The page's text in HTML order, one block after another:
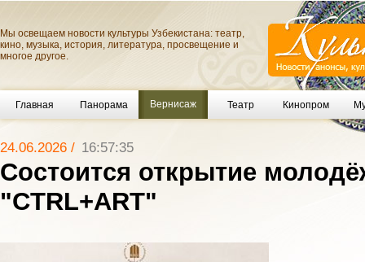
Мы освещаем новости культуры Узбекистана: театр,
кино, музыка, история, литература, просвещение и
многое другое.
Главная Панорама Вернисаж Театр Кинопром
24.06.2026 / 16:57:35
Состоится открытие
"CTRL+ART"